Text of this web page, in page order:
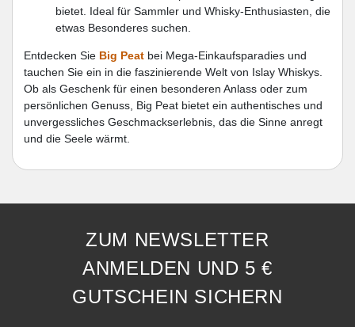
bietet. Ideal für Sammler und Whisky-Enthusiasten, die
etwas Besonderes suchen.
Entdecken Sie Big Peat bei Mega-Einkaufsparadies und
tauchen Sie ein in die faszinierende Welt von Islay Whiskys.
Ob als Geschenk für einen besonderen Anlass oder zum
persönlichen Genuss, Big Peat bietet ein authentisches und
unvergessliches Geschmackserlebnis, das die Sinne anregt
und die Seele wärmt.
ZUM NEWSLETTER
ANMELDEN UND 5 €
GUTSCHEIN SICHERN